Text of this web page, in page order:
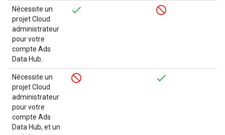
Nécessite un
projet Cloud
administrateur
pour votre
compte Ads
Data Hub.
Nécessite un
projet Cloud
administrateur
pour votre
compte Ads
Data Hub, et un